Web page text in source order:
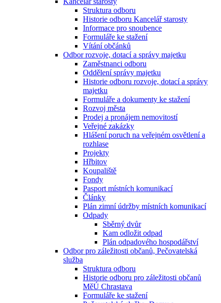
Struktura odboru
Historie odboru Kancelář starosty
Informace pro snoubence
Formuláře ke stažení
Vítání občánků
Odbor rozvoje, dotací a správy majetku
Zaměstnanci odboru
Oddělení správy majetku
Historie odboru rozvoje, dotací a správy
majetku
Formuláře a dokumenty ke stažení
Rozvoj města
Prodej a pronájem nemovitostí
Veřejné zakázky
Hlášení poruch na veřejném osvětlení a
rozhlase
Projekty
Hřbitov
Koupaliště
Fondy
Pasport místních komunikací
Články
Plán zimní údržby místních komunikací
Odpady
Sběrný dvůr
Kam odložit odpad
Plán odpadového hospodářství
Odbor pro záležitosti občanů, Pečovatelská
služba
Struktura odboru
Historie odboru pro záležitosti občanů
MěÚ Chrastava
Formuláře ke stažení